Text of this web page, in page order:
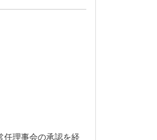
理事会の承認を経